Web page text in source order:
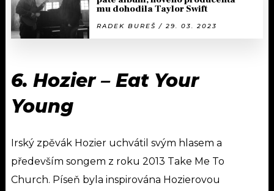
mu dohodila Taylor Swift
RADEK BUREŠ / 29. 03. 2023
6. Hozier– Eat Your
Young
Irský zpěvák Hozier uchvátil svým hlasem a
především songem z roku 2013 Take Me To
Church. Píseň byla inspirována Hozierovou